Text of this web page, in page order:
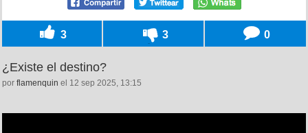
3 3 0
¿Existe el destino?
por flamenquin el 12 sep 2025, 13:15